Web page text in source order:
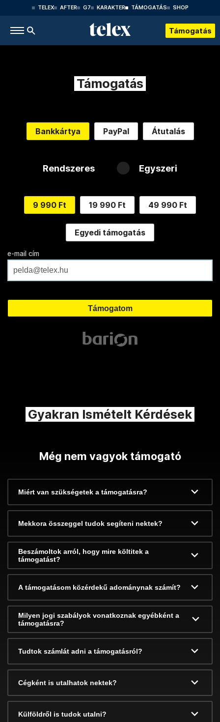
TELEX AFTER G7 KARAKTER TÁMOGATÁS SHOP
Támogatás
Támogatás
Bankkártya PayPal Átutalás
Rendszeres Egyszeri
9 990 Ft 19 990 Ft 49 990 Ft
Egyedi támogatás
e-mail cím
Gyakran Ismételt Kérdések
Még nem vagyok támogató
Miért van szükségetek a támogatásra?
Mekkora összeggel tudok segíteni nektek?
Beszámoltok arról, hogy mire költitek a
támogatást?
A támogatásom közérdekű adománynak számít?
Milyen jogi szabályok vonatkoznak egyébként a
támogatásra?
Tudtok számlát adni a támogatásról?
Cégként is utalhatok nektek?
Külföldről is tudok utalni?